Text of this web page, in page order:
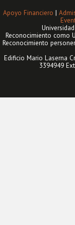
Apoyo Financiero |
Reconocimiento como
Reconocimiento
Edificio Mario Laserna
3394949